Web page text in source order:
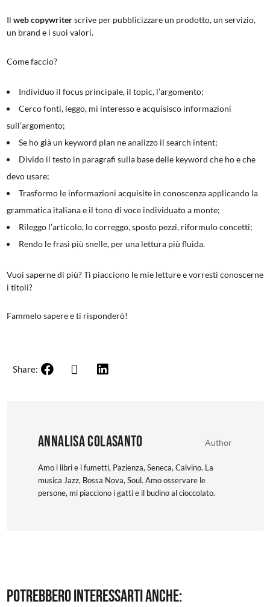
Il web copywriterscrive per pubblicizzare un prodotto, un servizio,
un brand e i suoi valori.
Come faccio?
Individuo il focus principale, il topic, l’argomento;
Cerco fonti, leggo, mi interesso e acquisisco informazioni
sull’argomento;
Se ho già un keyword plan ne analizzo il search intent;
Divido il testo in paragrafi sulla base delle keyword che ho e che
devo usare;
Trasformo le informazioni acquisite in conoscenza applicando la
grammatica italiana e il tono di voce individuato a monte;
Rileggo l’articolo, lo correggo, sposto pezzi, riformulo concetti;
Rendo le frasi più snelle, per una lettura più fluida.
Vuoi saperne di più? Ti piacciono le mie letture e vorresti conoscerne
i titoli?
Fammelo sapere e ti risponderò!
Share:
Annalisa Colasanto Author
Amo i libri e i fumetti, Pazienza, Seneca, Calvino. La
musica Jazz, Bossa Nova, Soul. Amo osservare le
persone, mi piacciono i gatti e il budino al cioccolato.
Potrebbero interessarti anche: